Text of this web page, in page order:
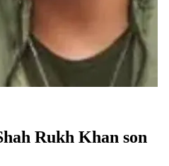
Shah Rukh Khan son